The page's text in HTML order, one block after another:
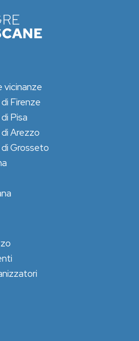
vicinanze
Firenze
Pisa
Arezzo
Grosseto